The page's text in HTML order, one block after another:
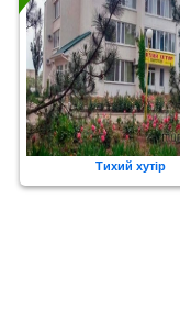
Тихий хутір